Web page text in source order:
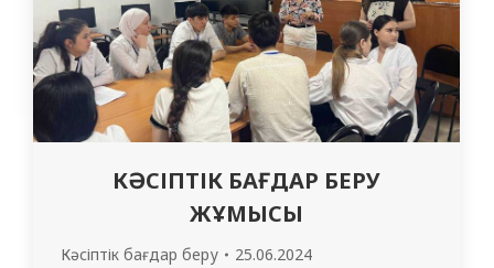
КӘСІПТІК БАҒДАР БЕРУ
ЖҰМЫСЫ
Кәсіптік бағдар беру 25.06.2024